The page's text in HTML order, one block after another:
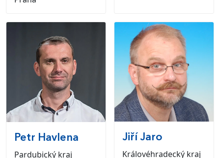
Petr Havlena
Pardubický kraj
Jiří Jaro
Královéhradecký kraj